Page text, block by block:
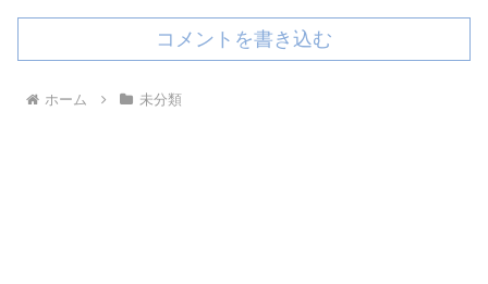
コメントを書き込む
ホーム 未分類